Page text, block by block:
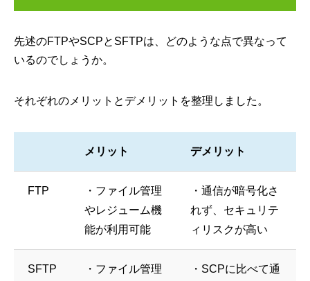
先述のFTPやSCPとSFTPは、どのような点で異なって
いるのでしょうか。
それぞれのメリットとデメリットを整理しました。
メリット デメリット
FTP
・ファイル管理
やレジューム機
能が利用可能
・通信が暗号化さ
れず、セキュリテ
ィリスクが高い
SFTP
・ファイル管理
・SCPに比べて通